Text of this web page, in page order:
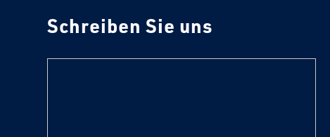
Schreiben Sie uns